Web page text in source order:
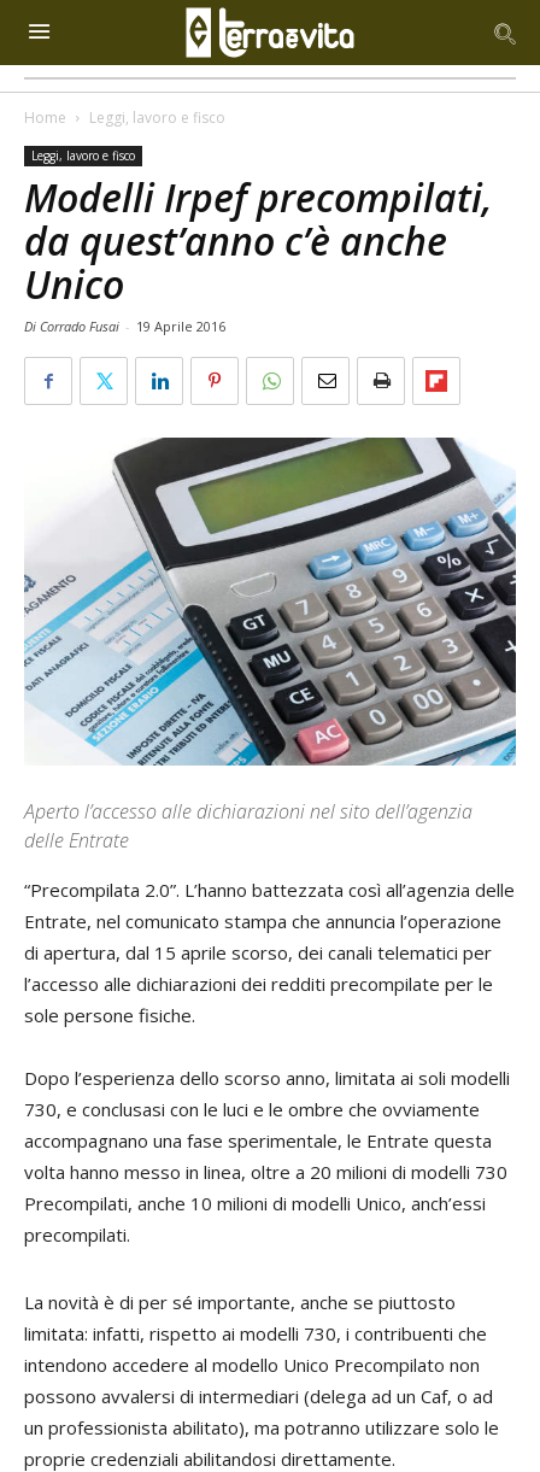
Home Leggi, lavoro e fisco
Leggi, lavoro e fisco
Modelli Irpef precompilati,
da quest’anno c’è anche
Unico
Di Corrado Fusai - 19 Aprile 2016
Aperto l’accesso alle dichiarazioni nel sito dell’agenzia
delle Entrate
“Precompilata 2.0”. L’hanno battezzata così all’agenzia delle
Entrate, nel comunicato stampa che annuncia l’operazione
di apertura, dal 15 aprile scorso, dei canali telematici per
l’accesso alle dichiarazioni dei redditi precompilate per le
sole persone fisiche.
Dopo l’esperienza dello scorso anno, limitata ai soli modelli
730, e conclusasi con le luci e le ombre che ovviamente
accompagnano una fase sperimentale, le Entrate questa
volta hanno messo in linea, oltre a 20 milioni di modelli 730
Precompilati, anche 10 milioni di modelli Unico, anch’essi
precompilati.
La novità è di per sé importante, anche se piuttosto
limitata: infatti, rispetto ai modelli 730, i contribuenti che
intendono accedere al modello Unico Precompilato non
possono avvalersi di intermediari (delega ad un Caf, o ad
un professionista abilitato), ma potranno utilizzare solo le
proprie credenziali abilitandosi direttamente.